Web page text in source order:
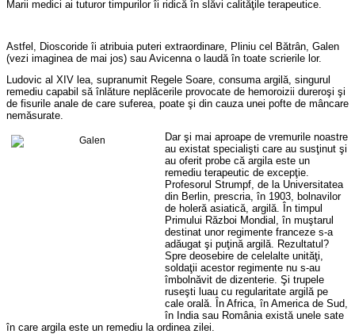
Marii medici ai tuturor timpurilor îi ridică în slăvi calităţile terapeutice.
Astfel, Dioscoride îi atribuia puteri extraordinare, Pliniu cel Bătrân, Galen
(vezi imaginea de mai jos) sau Avicenna o laudă în toate scrierile lor.
Ludovic al XIV lea, supranumit Regele Soare, consuma argilă, singurul
remediu capabil să înlăture neplăcerile provocate de hemoroizii dureroşi şi
de fisurile anale de care suferea, poate şi din cauza unei pofte de mâncare
nemăsurate.
Dar şi mai aproape de vremurile noastre
au existat specialişti care au susţinut şi
au oferit probe că argila este un
remediu terapeutic de excepţie.
Profesorul Strumpf, de la Universitatea
din Berlin, prescria, în 1903, bolnavilor
de holeră asiatică, argilă. În timpul
Primului Război Mondial, în muştarul
destinat unor regimente franceze s-a
adăugat şi puţină argilă. Rezultatul?
Spre deosebire de celelalte unităţi,
soldaţii acestor regimente nu s-au
îmbolnăvit de dizenterie. Şi trupele
ruseşti luau cu regularitate argilă pe
cale orală. În Africa, în America de Sud,
în Indiasau România există unele sate
în care argila este un remediu la ordinea zilei.